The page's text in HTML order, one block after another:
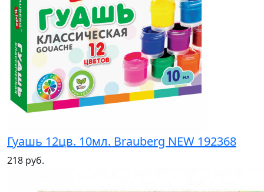
Гуашь 12цв. 10мл. Brauberg NEW 192368
218 руб.